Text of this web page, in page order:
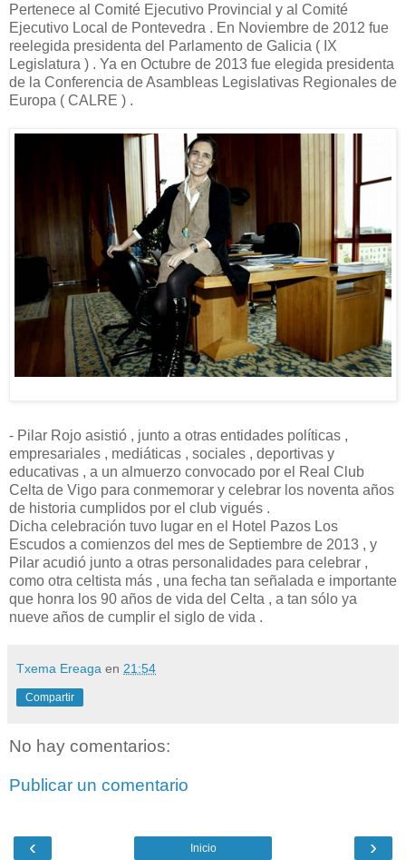
Pertenece al Comité Ejecutivo Provincial y al Comité
Ejecutivo Local de Pontevedra . En Noviembre de 2012 fue
reelegida presidenta del Parlamento de Galicia ( IX
Legislatura ) . Ya en Octubre de 2013 fue elegida presidenta
de la Conferencia de Asambleas Legislativas Regionales de
Europa ( CALRE ) .
- Pilar Rojo asistió , junto a otras entidades políticas ,
empresariales , mediáticas , sociales , deportivas y
educativas , a un almuerzo convocado por el Real Club
Celta de Vigo para conmemorar y celebrar los noventa años
de historia cumplidos por el club vigués .
Dicha celebración tuvo lugar en el Hotel Pazos Los
Escudos a comienzos del mes de Septiembre de 2013 , y
Pilar acudió junto a otras personalidades para celebrar ,
como otra celtista más , una fecha tan señalada e importante
que honra los 90 años de vida del Celta , a tan sólo ya
nueve años de cumplir el siglo de vida .
Txema Ereaga en 21:54
Compartir
No hay comentarios:
Publicar un comentario
‹ ›
Inicio